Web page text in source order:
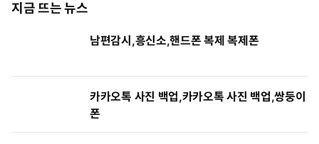
지금 뜨는 뉴스
남편감시,흥신소,핸드폰 복제 복제폰
카카오톡 사진 백업,카카오톡 사진 백업,쌍둥이
폰